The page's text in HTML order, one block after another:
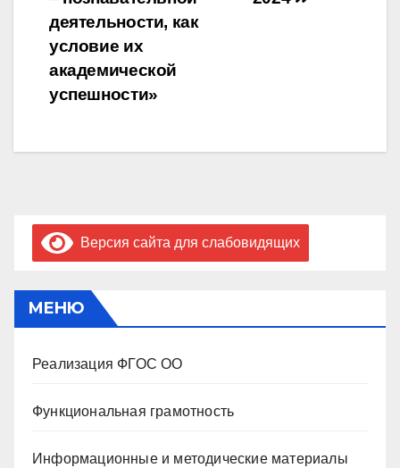
записям
деятельности, как
условие их
академической
успешности»
Версия сайта для слабовидящих
МЕНЮ
Реализация ФГОС ОО
Функциональная грамотность
Информационные и методические материалы